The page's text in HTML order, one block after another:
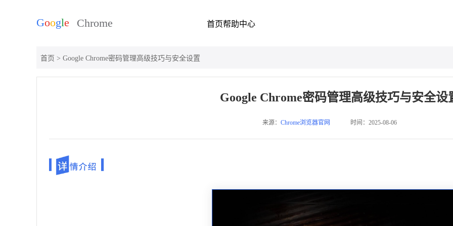
首页帮助中心
首页 > Google Chrome密码管理高级技巧与安全设置
Google Chrome密码管理高级技巧与安全设
来源： Chrome浏览器官网 时间：2025-08-06